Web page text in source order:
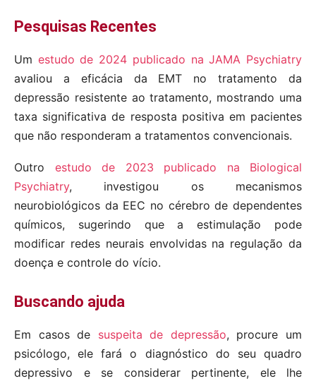
Pesquisas Recentes
Um estudo de 2024 publicado na JAMA Psychiatry
avaliou a eficácia da EMT no tratamento da
depressão resistente ao tratamento, mostrando uma
taxa significativa de resposta positiva em pacientes
que não responderam a tratamentos convencionais.
Outro estudo de 2023 publicado na Biological
Psychiatry, investigou os mecanismos
neurobiológicos da EEC no cérebro de dependentes
químicos, sugerindo que a estimulação pode
modificar redes neurais envolvidas na regulação da
doença e controle do vício.
Buscando ajuda
Em casos de suspeita de depressão, procure um
psicólogo, ele fará o diagnóstico do seu quadro
depressivo e se considerar pertinente, ele lhe